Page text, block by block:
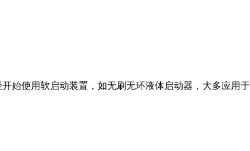
始使用软启动装置，如无刷无环液体启动器，大多应用于